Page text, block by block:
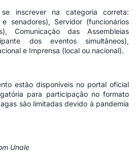
inscrever na categoria correta:
senadores), Servidor (funcionários
Comunicação das Assembleias
dos eventos simultâneos),
e Imprensa (local ou nacional).
estão disponíveis no portal oficial
para participação no formato
são limitadas devido à pandemia
Unale